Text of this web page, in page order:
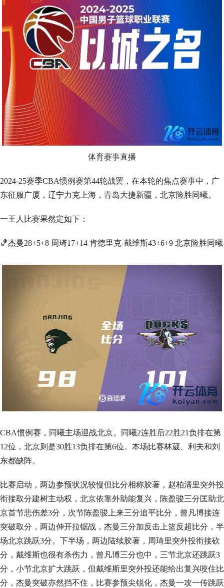
体育赛事直播
2024-25赛季CBA惯例赛第44轮战罢，在本轮的焦点赛事中，广
东征服广厦，辽宁力克上海，青岛大捷新疆，北京险胜同曦。
一王人比赛果然定如下：
🏀杰曼28+5+8 周琦17+14 肯德里克-戴维斯43+6+9 北京险胜同曦
CBA惯例赛，同曦主场迎战北京。同曦2连胜后22胜21负排在第
12位，北京则是30胜13负排在第6位。本场比赛林葳、利夫和刘
东都缺阵。
比赛启动，两边参预状况较慢但比分相称胶著，赵柏清里突外投
衔接取分建树主动权，北京依靠外助能复兴，陈盈骏三分匡助北
京首节悲伤差3分，次节陈盈骏上来三分追平比分，曾凡博接连
突破取分，两边伸开拉锯战，杰曼三分加反击上篮反超比分，半
场北京跳跃3分。下半场，两边陆续胶著，周琦里突外投衔接砍
分，戴维斯也很有杀伤力，曾凡博三分也中，三节北京还跳跃3
分，小节北京扩大跳跃，但戴维斯里突外投还能给出复兴咬住比
分，杰曼突破亦然挡不住，比赛参预尖锐化，杰曼一攻一传跳跃